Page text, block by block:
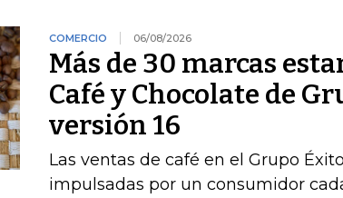
COMERCIO 06/08/2026
Más de 30 marcas
Café y Chocolate de
versión 16
Las ventas de café en el Grupo
impulsadas por un consumidor